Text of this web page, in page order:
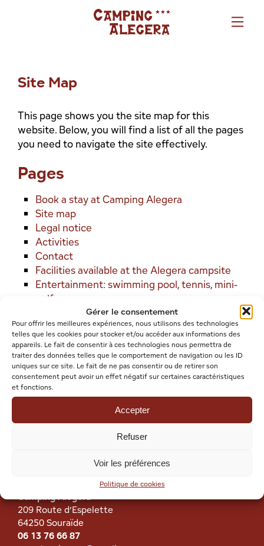
Gérer le consentement
Pour offrir les meilleures expériences, nous utilisons des technologies
telles que les cookies pour stocker et/ou accéder aux informations des
appareils. Le fait de consentir à ces technologies nous permettra de
traiter des données telles que le comportement de navigation ou les ID
uniques sur ce site. Le fait de ne pas consentir ou de retirer son
consentement peut avoir un effet négatif sur certaines caractéristiques
et fonctions.
Accepter
Refuser
Voir les préférences
Politique de cookies
Site Map
This page shows you the site map for this
website. Below, you will find a list of all the pages
you need to navigate the site effectively.
Pages
Book a stay at Camping Alegera
Site map
Legal notice
Activities
Contact
Facilities available at the Alegera campsite
Entertainment: swimming pool, tennis, mini-
golf…
Mobile home rental for 4–5 people in the
Basque Country
The Alegera*** campsite in Espelette in the
Basque Country
Things to do near the campsite
Home
Camping Alegera
209 Route d’Espelette
64250 Souraïde
06 13 76 66 87